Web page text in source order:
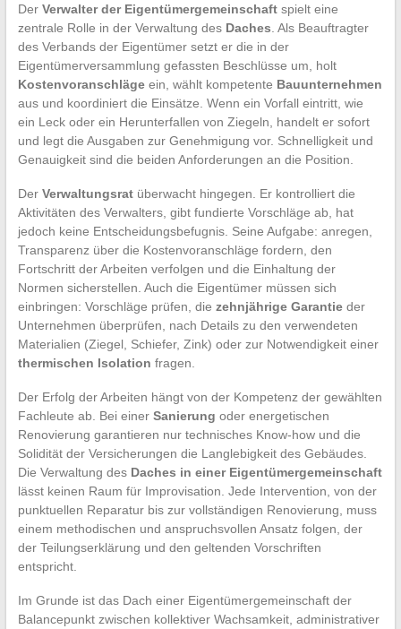
Der Verwalter der Eigentümergemeinschaftspielt eine
zentrale Rolle in der Verwaltung des Daches . Als Beauftragter
des Verbands der Eigentümer setzt er die in der
Eigentümerversammlung gefassten Beschlüsse um, holt
Kostenvoranschlägeein, wählt kompetente Bauunternehmen
aus und koordiniert die Einsätze. Wenn ein Vorfall eintritt, wie
ein Leck oder ein Herunterfallen von Ziegeln, handelt er sofort
und legt die Ausgaben zur Genehmigung vor. Schnelligkeit und
Genauigkeit sind die beiden Anforderungen an die Position.
Der Verwaltungsratüberwacht hingegen. Er kontrolliert die
Aktivitäten des Verwalters, gibt fundierte Vorschläge ab, hat
jedoch keine Entscheidungsbefugnis. Seine Aufgabe: anregen,
Transparenz über die Kostenvoranschläge fordern, den
Fortschritt der Arbeiten verfolgen und die Einhaltung der
Normen sicherstellen. Auch die Eigentümer müssen sich
einbringen: Vorschläge prüfen, die zehnjährige Garantieder
Unternehmen überprüfen, nach Details zu den verwendeten
Materialien (Ziegel, Schiefer, Zink) oder zur Notwendigkeit einer
thermischen Isolation fragen.
Der Erfolg der Arbeiten hängt von der Kompetenz der gewählten
Fachleute ab. Bei einer Sanierung oder energetischen
Renovierung garantieren nur technisches Know-how und die
Solidität der Versicherungen die Langlebigkeit des Gebäudes.
Die Verwaltung des Daches in einer Eigentümergemeinschaft
lässt keinen Raum für Improvisation. Jede Intervention, von der
punktuellen Reparatur bis zur vollständigen Renovierung, muss
einem methodischen und anspruchsvollen Ansatz folgen, der
der Teilungserklärung und den geltenden Vorschriften
entspricht.
Im Grunde ist das Dach einer Eigentümergemeinschaft der
Balancepunkt zwischen kollektiver Wachsamkeit, administrativer